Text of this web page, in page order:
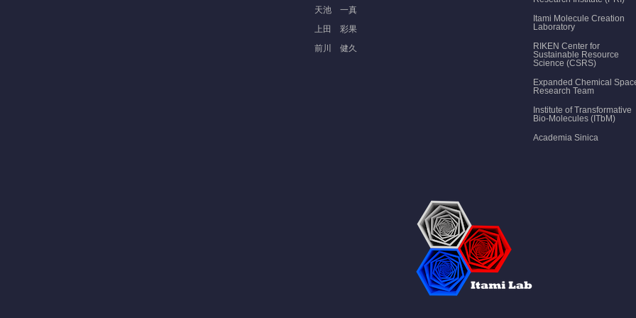
天池 一真
上田 彩果
前川 健久
Itami Molecule Creation
Laboratory
RIKEN Center for
Sustainable Resource
Science (CSRS)
Expanded Chemical
Research Team
Institute of Transformative
Bio-Molecules (ITbM)
Academia Sinica